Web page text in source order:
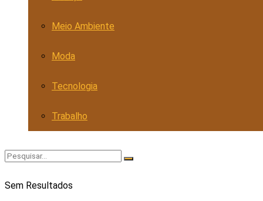
Meio Ambiente
Moda
Tecnologia
Trabalho
Sem Resultados